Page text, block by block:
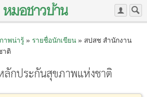
าพน่ารู้» รายชื่อนักเขียน» สปสช สำนักงาน
าติ
กประกันสุขภาพแห่งชาติ